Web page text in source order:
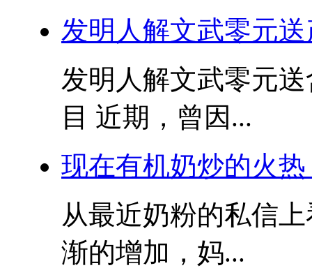
发明人解文武零元
发明人解文武零元
目 近期，曾因...
现在有机奶炒的火
从最近奶粉的私信
渐的增加，妈...